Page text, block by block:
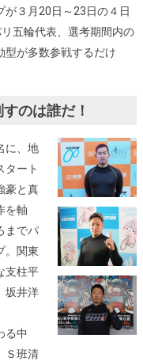
が３月20日～23日の４日
五輪代表、選考期間内の
型が多数参戦するだけ
のは誰だ！
に、地
タート
豪と真
を軸
までパ
。関東
支柱平
坂井洋
る中
Ｓ班清